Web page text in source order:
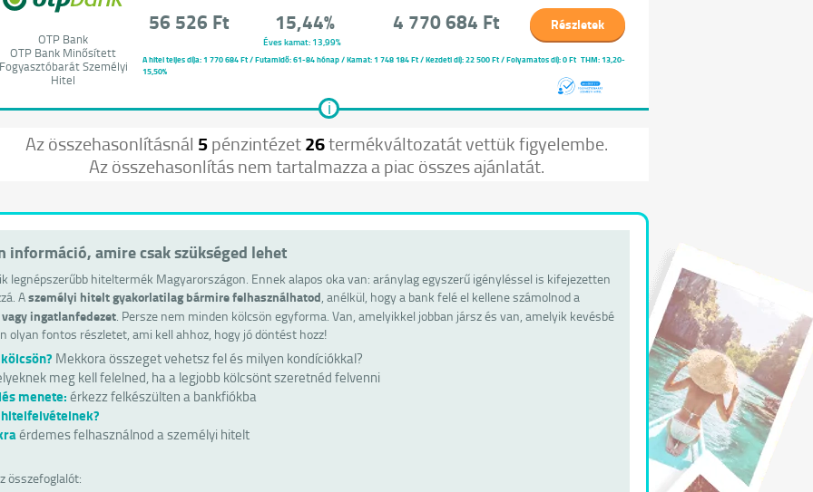
OTP Bank
OTP Bank Minősített
Fogyasztóbarát Személyi
Hitel
56 526 Ft 15,44%
Éves kamat: 13,99%
4 770 684 Ft Részletek
A hitel teljes díja:1 770 684 Ft/ Futamidő: 61-84 hónap / Kamat: 1 748 184 Ft / Kezdeti díj: 22 500 Ft / Folyamatos díj: 0 Ft THM: 13,20-
15,50%
i
Az összehasonlításnál 5pénzintézet26termékváltozatát vettük figyelembe.
Az összehasonlítás nem tartalmazza a piac összes ajánlatát.
információ, amire csak szükséged lehet
legnépszerűbb hiteltermék Magyarországon. Ennek alapos oka van: aránylag egyszerű igényléssel is kifejezetten
Aszemélyi hitelt gyakorlatilag bármire felhasználhatod, anélkül, hogy a bank felé el kellene számolnod a
ingatlanfedezet. Persze nem minden kölcsön egyforma. Van, amelyikkel jobban jársz és van, amelyik kevésbé
olyan fontos részletet, ami kell ahhoz, hogy jó döntést hozz!
Mekkora összeget vehetsz fel és milyen kondíciókkal?
meg kell felelned, ha a legjobb kölcsönt szeretnéd felvenni
menete:érkezz felkészülten a bankfiókba
érdemes felhasználnod a személyi hitelt
összefoglalót: